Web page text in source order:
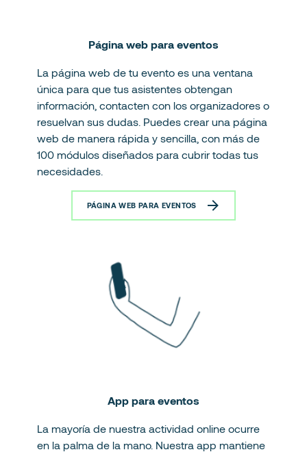
Página web para eventos
La página web de tu evento es una ventana
única para que tus asistentes obtengan
información, contacten con los organizadores o
resuelvan sus dudas. Puedes crear una página
web de manera rápida y sencilla, con más de
100 módulos diseñados para cubrir todas tus
necesidades.
PÁGINA WEB PARA EVENTOS
App para eventos
La mayoría de nuestra actividad online ocurre
en la palma de la mano. Nuestra app mantiene